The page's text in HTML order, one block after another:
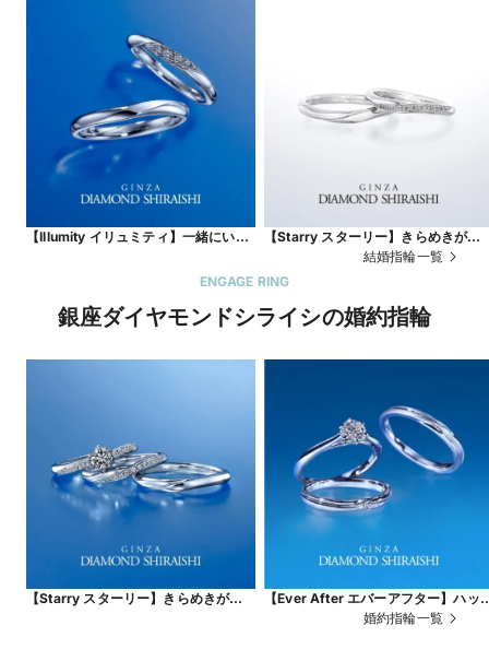
【Illumity イリュミティ】一緒にいる
【Starry スターリー】きらめきがひ
ときわ強い、一筋の流れ星
結婚指輪一覧
ENGAGE RING
銀座ダイヤモンドシライシの婚約指輪
【Starry スターリー】きらめきがひ
【Ever After エバーアフター】ハッ
ピーエンドを経て、ふたりの物語が永
婚約指輪一覧